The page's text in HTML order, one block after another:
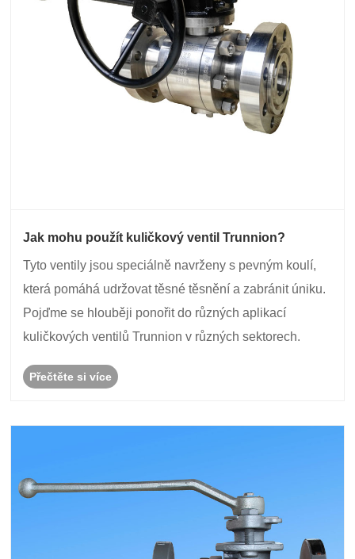
Jak mohu použít kuličkový ventil Trunnion?
Tyto ventily jsou speciálně navrženy s pevným koulí,
která pomáhá udržovat těsné těsnění a zabránit úniku.
Pojďme se hlouběji ponořit do různých aplikací
kuličkových ventilů Trunnion v různých sektorech.
Přečtěte si více